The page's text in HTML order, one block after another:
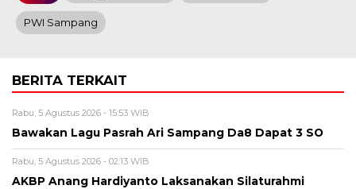
PWI Sampang
BERITA TERKAIT
Rabu, 5 Agustus 2026 - 15:53 WIB
Bawakan Lagu Pasrah Ari Sampang Da8 Dapat 3 SO
Rabu, 5 Agustus 2026 - 02:13 WIB
AKBP Anang Hardiyanto Laksanakan Silaturahmi